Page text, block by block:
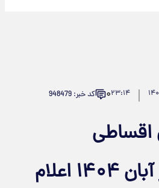
۲۳:۱۴۰ کد خبر: 948479
ایران‌خودرو در آبان ۱۴۰۴ اعلام